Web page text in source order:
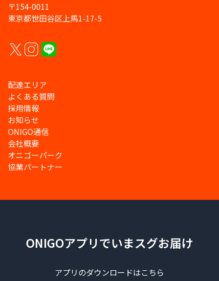
〒154-0011
東京都世田谷区上馬1-17-5
配達エリア
よくある質問
採用情報
お知らせ
ONIGO通信
会社概要
オニゴーパーク
協業パートナー
ONIGOアプリでいまスグお届け
アプリのダウンロードはこちら